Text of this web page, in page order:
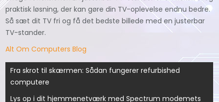
praktisk løsning, der kan gøre din TV-oplevelse endnu bedre.
Så sæt dit TV fri og få det bedste billede med en justerbar
TV-stander.
Alt Om Computers Blog
Indlægsnavigation
Fra skrot til skærmen: Sådan fungerer refurbished
computere
Lys op i dit hjemmenetværk med Spectrum modemets